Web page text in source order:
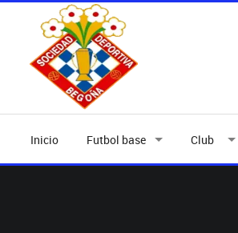
Inicio Futbol base Club